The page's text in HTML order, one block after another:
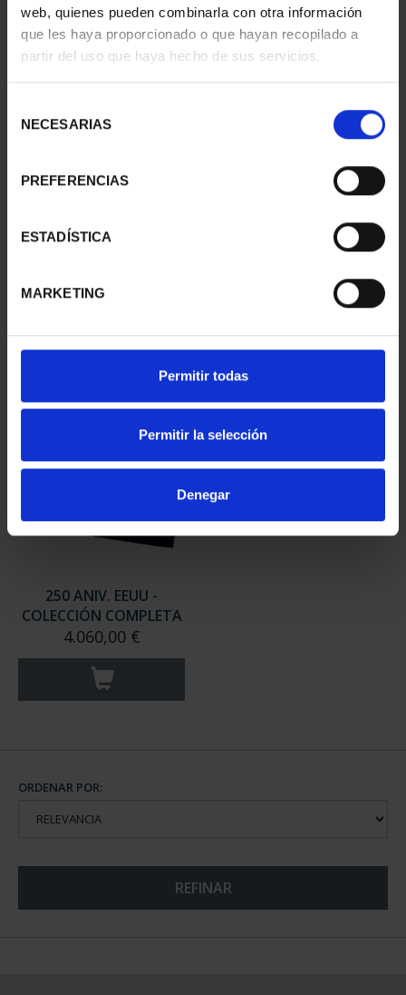
web, quienes pueden combinarla con otra información
que les haya proporcionado o que hayan recopilado a
partir del uso que haya hecho de sus servicios.
NECESARIAS
PREFERENCIAS
ESTADÍSTICA
MARKETING
Permitir todas
Permitir la selección
Denegar
425 ANIV. DE
PLATA
PROCLAMACIÓN FELIPE
3.080,00 €
250 ANIV. EEUU -
COLECCIÓN COMPLETA
4.060,00 €
ORDENAR POR:
REFINAR